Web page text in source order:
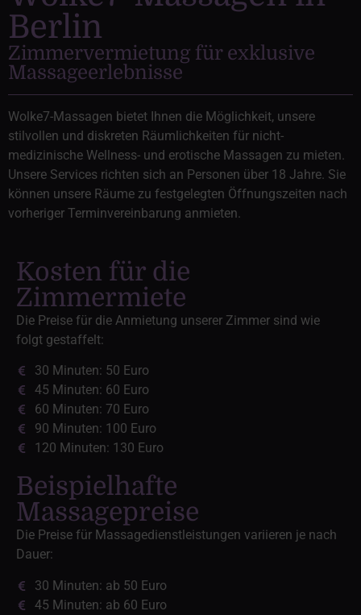
Berlin
Zimmervermietung für exklusive
Massageerlebnisse
Wolke7-Massagen bietet Ihnen die Möglichkeit, unsere
stilvollen und diskreten Räumlichkeiten für nicht-
medizinische Wellness- und erotische Massagen zu mieten.
Unsere Services richten sich an Personen über 18 Jahre. Sie
können unsere Räume zu festgelegten Öffnungszeiten nach
vorheriger Terminvereinbarung anmieten.
Kosten für die
Zimmermiete
Die Preise für die Anmietung unserer Zimmer sind wie
folgt gestaffelt:
30 Minuten: 50 Euro
45 Minuten: 60 Euro
60 Minuten: 70 Euro
90 Minuten: 100 Euro
120 Minuten: 130 Euro
Beispielhafte
Massagepreise
Die Preise für Massagedienstleistungen variieren je nach
Dauer:
30 Minuten: ab 50 Euro
45 Minuten: ab 60 Euro